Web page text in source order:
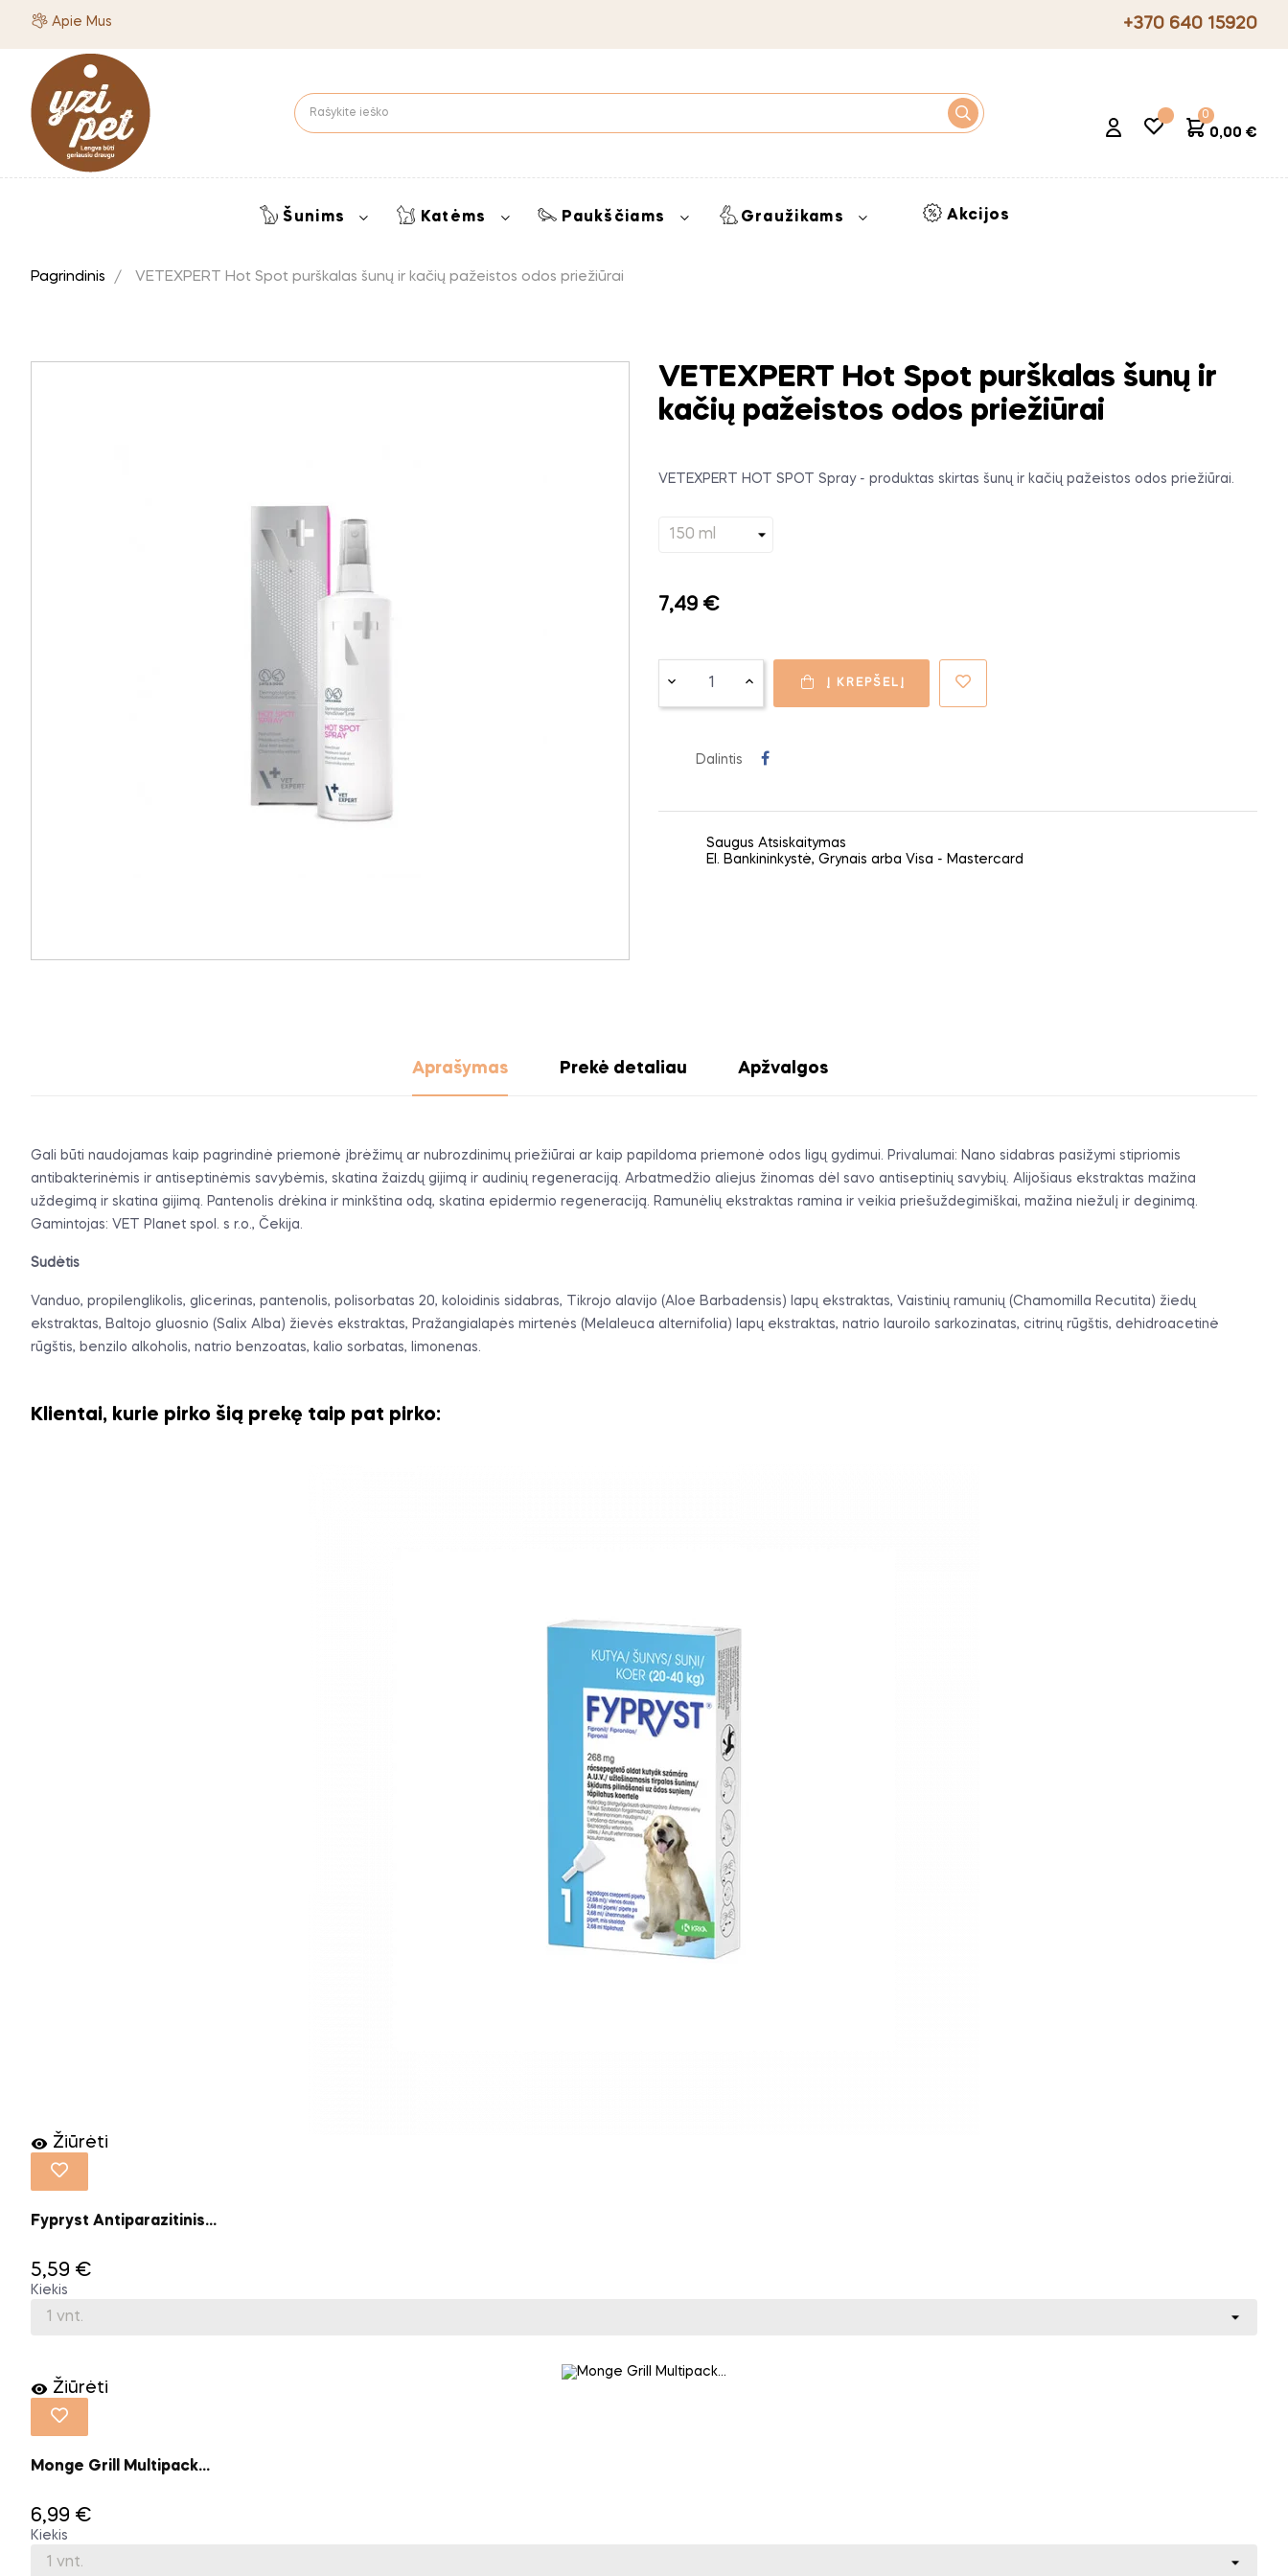
Apie Mus +370 640 15920
0
0,00 €
Šunims Katėms Paukščiams Graužikams Akcijos
Pagrindinis VETEXPERT Hot Spot purškalas šunų ir kačių pažeistos odos priežiūrai
VETEXPERT Hot Spot purškalas šunų ir
kačių pažeistos odos priežiūrai
VETEXPERT HOT SPOT Spray - produktas skirtas šunų ir kačių pažeistos odos priežiūrai.
7,49 €
Į KREPŠELĮ
Dalintis
Saugus Atsiskaitymas
El. Bankininkystė, Grynais arba Visa - Mastercard
Aprašymas Prekė detaliau Apžvalgos
Gali būti naudojamas kaip pagrindinė priemonė įbrėžimų ar nubrozdinimų priežiūrai ar kaip papildoma priemonė odos ligų gydimui. Privalumai: Nano sidabras pasižymi stipriomis
antibakterinėmis ir antiseptinėmis savybėmis, skatina žaizdų gijimą ir audinių regeneraciją. Arbatmedžio aliejus žinomas dėl savo antiseptinių savybių. Alijošiaus ekstraktas mažina
uždegimą ir skatina gijimą. Pantenolis drėkina ir minkština odą, skatina epidermio regeneraciją. Ramunėlių ekstraktas ramina ir veikia priešuždegimiškai, mažina niežulį ir deginimą.
Gamintojas: VET Planet spol. s r.o., Čekija.
Sudėtis
Vanduo, propilenglikolis, glicerinas, pantenolis, polisorbatas 20, koloidinis sidabras, Tikrojo alavijo (Aloe Barbadensis) lapų ekstraktas, Vaistinių ramunių (Chamomilla Recutita) žiedų
ekstraktas, Baltojo gluosnio (Salix Alba) žievės ekstraktas, Pražangialapės mirtenės (Melaleuca alternifolia) lapų ekstraktas, natrio lauroilo sarkozinatas, citrinų rūgštis, dehidroacetinė
rūgštis, benzilo alkoholis, natrio benzoatas, kalio sorbatas, limonenas.
Klientai, kurie pirko šią prekę taip pat pirko:
 Žiūrėti
Fypryst Antiparazitinis...
5,59 €
Kiekis
 Žiūrėti
Monge Grill Multipack...
6,99 €
Kiekis